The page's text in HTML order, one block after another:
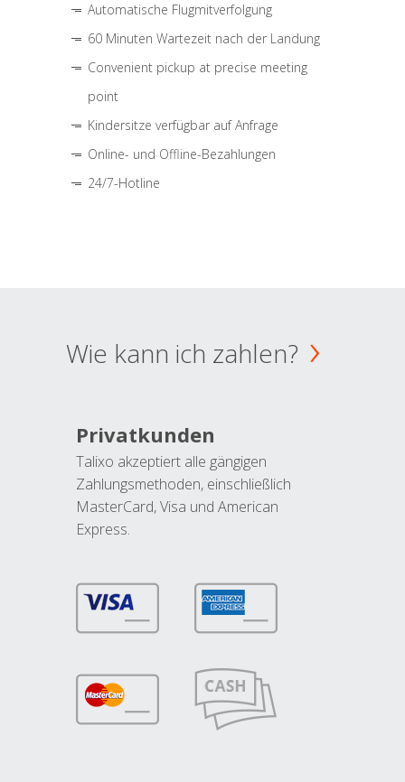
Automatische Flugmitverfolgung
60 Minuten Wartezeit nach der Landung
Convenient pickup at precise meeting
point
Kindersitze verfügbar auf Anfrage
Online- und Offline-Bezahlungen
24/7-Hotline
Wie kann ich zahlen?
Privatkunden
Talixo akzeptiert alle gängigen
Zahlungsmethoden, einschließlich
MasterCard, Visa und American
Express.